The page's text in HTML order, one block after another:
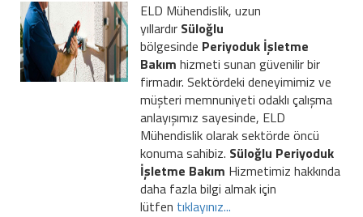
ELD Mühendislik, uzun
yıllardır Süloğlu
bölgesinde Periyoduk İşletme
Bakım hizmeti sunan güvenilir bir
firmadır. Sektördeki deneyimimiz ve
müşteri memnuniyeti odaklı çalışma
anlayışımız sayesinde, ELD
Mühendislik olarak sektörde öncü
konuma sahibiz. Süloğlu Periyoduk
İşletme Bakım Hizmetimiz hakkında
daha fazla bilgi almak için
lütfen tıklayınız...